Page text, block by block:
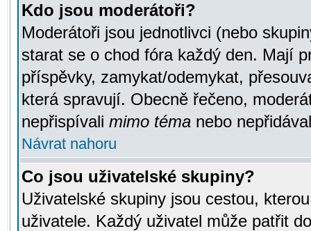
Kdo jsou moderátoři?
Moderátoři jsou jednotlivci (nebo
starat se o chod fóra každý den. Mají
příspěvky, zamykat/odemykat,
která spravují. Obecně řečeno,
nepřispívali mimo téma nebo
Návrat nahoru
Co jsou uživatelské skupiny?
Uživatelské skupiny jsou cestou,
uživatele. Každý uživatel může patřit